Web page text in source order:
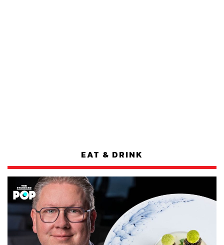
EAT & DRINK